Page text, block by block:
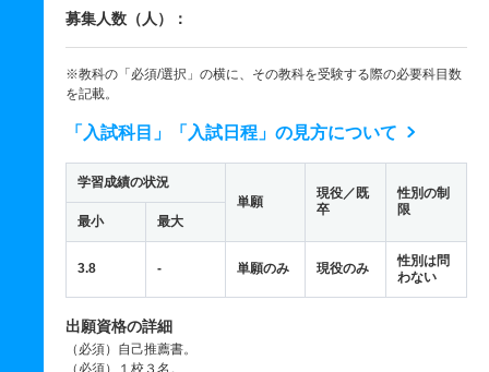
募集人数（人）：
※教科の「必須/選択」の横に、その教科を受験する際の必要科目数
を記載。
「入試科目」「入試日程」の見方について
学習成績の状況
単願
現役／既
卒
性別の制
限
最小 最大
3.8 - 単願のみ 現役のみ
性別は問
わない
出願資格の詳細
（必須）自己推薦書。
（必須）１校３名。